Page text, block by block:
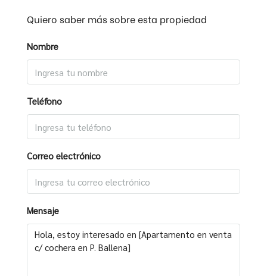
Quiero saber más sobre esta propiedad
Nombre
Teléfono
Correo electrónico
Mensaje